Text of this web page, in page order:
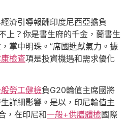
濟引導報酬印度尼西亞擔負
上？你是書生府的千金，蘭書生
掌中明珠。”席國進獻氣力。據
檢查項是投資機遇和需求優化
勞工健檢負G20輪值主席國將
詳細影響。是以，印尼輪值主
，在印尼和一般+供膳體檢國際